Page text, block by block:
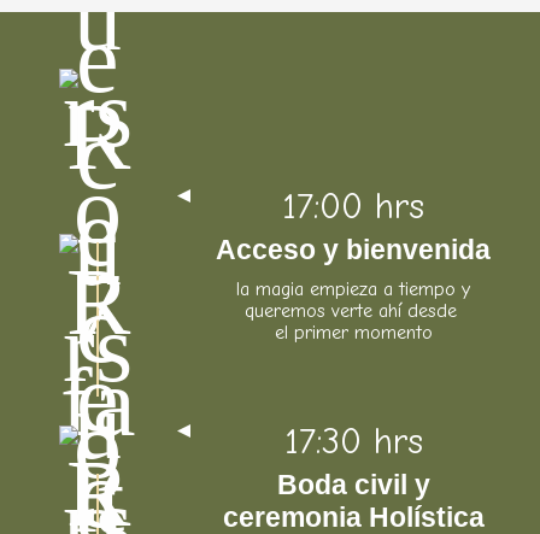
P
M
17:00 hrs
Acceso y bienvenida
la magia empieza a tiempo y
queremos verte ahí desde
el primer momento
17:30 hrs
Boda civil y
ceremonia Holística